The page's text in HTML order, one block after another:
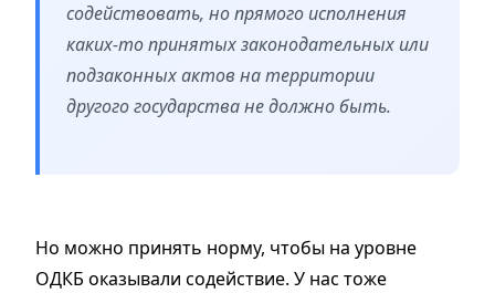
содействовать, но прямого исполнения
каких-то принятых законодательных или
подзаконных актов на территории
другого государства не должно быть.
Но можно принять норму, чтобы на уровне
ОДКБ оказывали содействие. У нас тоже